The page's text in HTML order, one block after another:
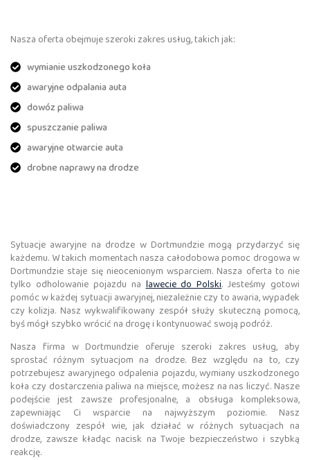
Nasza oferta obejmuje szeroki zakres usług, takich jak:
wymianie uszkodzonego koła
awaryjne odpalania auta
dowóz paliwa
spuszczanie paliwa
awaryjne otwarcie auta
drobne naprawy na drodze
Sytuacje awaryjne na drodze w Dortmundzie mogą przydarzyć się
każdemu. W takich momentach nasza całodobowa pomoc drogowa w
Dortmundzie staje się nieocenionym wsparciem. Nasza oferta to nie
tylko odholowanie pojazdu na lawecie do Polski. Jesteśmy gotowi
pomóc w każdej sytuacji awaryjnej, niezależnie czy to awaria, wypadek
czy kolizja. Nasz wykwalifikowany zespół służy skuteczną pomocą,
byś mógł szybko wrócić na drogę i kontynuować swoją podróż.
Nasza firma w Dortmundzie oferuje szeroki zakres usług, aby
sprostać różnym sytuacjom na drodze. Bez względu na to, czy
potrzebujesz awaryjnego odpalenia pojazdu, wymiany uszkodzonego
koła czy dostarczenia paliwa na miejsce, możesz na nas liczyć. Nasze
podejście jest zawsze profesjonalne, a obsługa kompleksowa,
zapewniając Ci wsparcie na najwyższym poziomie. Nasz
doświadczony zespół wie, jak działać w różnych sytuacjach na
drodze, zawsze kładąc nacisk na Twoje bezpieczeństwo i szybką
reakcję.